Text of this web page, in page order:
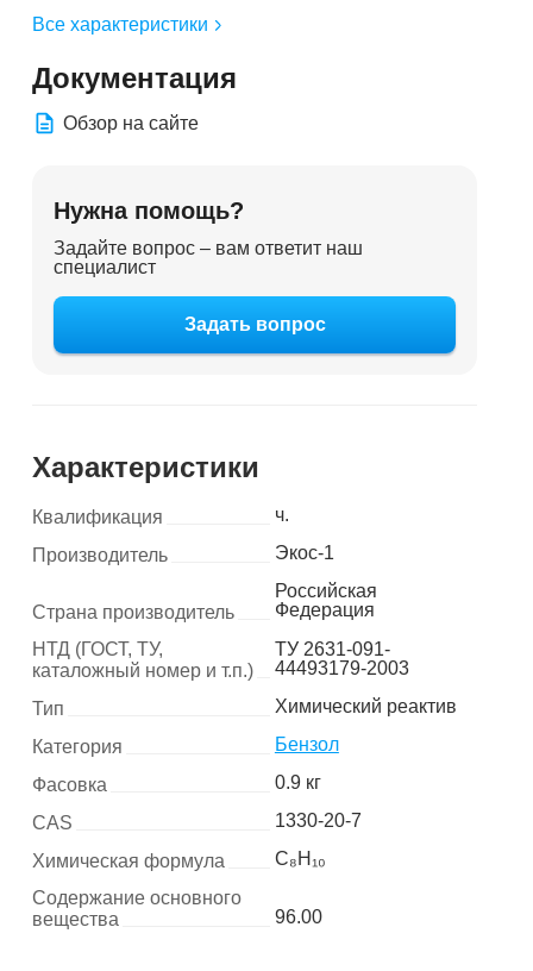
Все характеристики
Документация
Обзор на сайте
Нужна помощь?
Задайте вопрос – вам ответит наш
специалист
Задать вопрос
Характеристики
Квалификация
ч.
Производитель
Экос-1
Страна производитель
Российская
Федерация
НТД (ГОСТ, ТУ,
каталожный номер и т.п.)
ТУ 2631-091-
44493179-2003
Тип
Химический реактив
Категория
Бензол
Фасовка
0.9 кг
CAS
1330-20-7
Химическая формула
C₈H₁₀
Содержание основного
вещества
96.00